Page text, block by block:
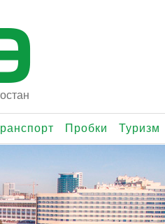
Пробки Туризм